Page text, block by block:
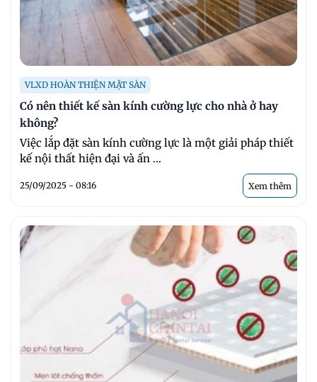
VLXD HOÀN THIỆN MẶT SÀN
Có nên thiết kế sàn kính cường lực cho nhà ở hay
không?
Việc lắp đặt sàn kính cường lực là một giải pháp thiết
kế nội thất hiện đại và ấn ...
25/09/2025 - 08:16 Xem thêm